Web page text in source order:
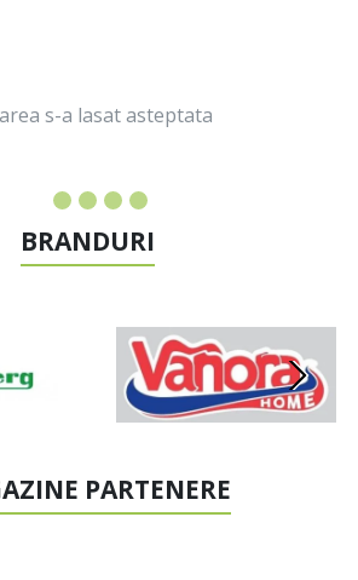
s-a lasat asteptata
BRANDURI
PARTENERE